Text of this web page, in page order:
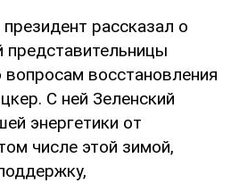
рассказал о
представительницы
восстановления
С ней Зеленский
энергетики от
числе этой зимой,